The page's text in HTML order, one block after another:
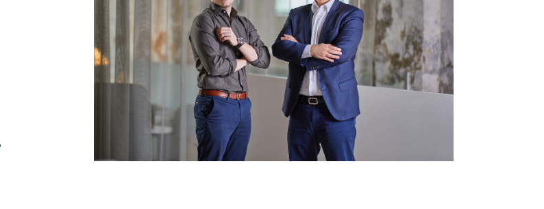
Madrid 2026 2 -
08
de octubre
22 de octubre
05 de noviembre
Infórmate